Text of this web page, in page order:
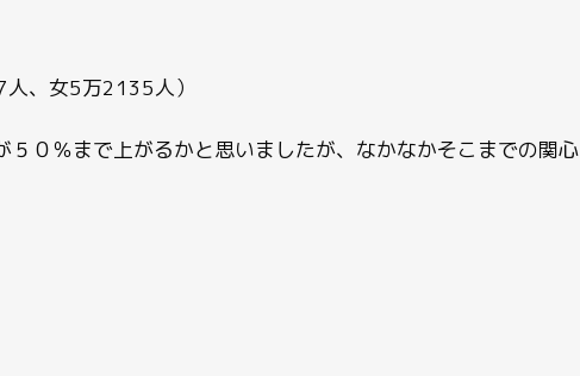
、女5万2135人）
０％まで上がるかと思いましたが、なかなかそこまでの関心